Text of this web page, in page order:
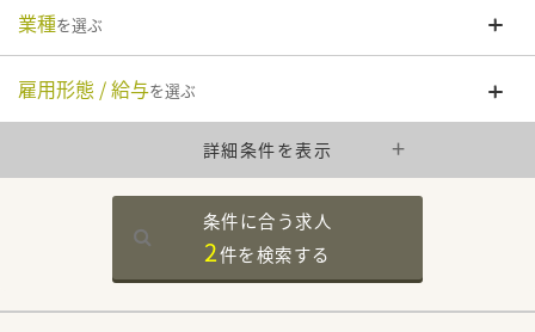
業種を選ぶ
雇用形態 / 給与を選ぶ
詳細条件を表示
条件に合う求人
2件を検索する